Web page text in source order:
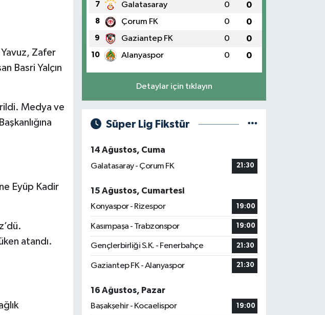
Yavuz, Zafer
Basri Yalçın
Medya ve
Eyüp Kadir
atandı.
7 Galatasaray 0 0
8 Çorum FK 0 0
9 Gaziantep FK 0 0
10 Alanyaspor 0 0
Detaylar için tıklayın
Süper Lig Fikstür
14 Ağustos, Cuma
Galatasaray - Çorum FK
21:30
15 Ağustos, Cumartesi
Konyaspor - Rizespor
19:00
Kasımpaşa - Trabzonspor 19:00
Gençlerbirliği S.K. - Fenerbahçe 21:30
Gaziantep FK - Alanyaspor 21:30
16 Ağustos, Pazar
Başakşehir - Kocaelispor
19:00